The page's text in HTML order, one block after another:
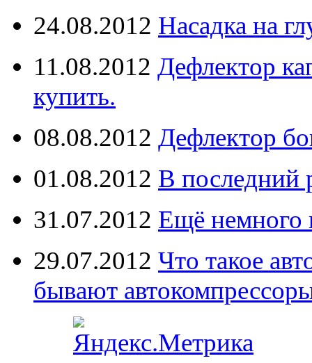
24.08.2012 Насадка на
11.08.2012 Дефлектор
купить.
08.08.2012 Дефлектор
01.08.2012 В последний
31.07.2012 Ещё немного
29.07.2012 Что такое
бывают